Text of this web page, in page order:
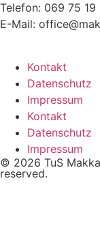
Telefon: 069 75 19
E-Mail:
Kontakt
Datenschutz
Impressum
Kontakt
Datenschutz
Impressum
© 2026 TuS
reserved.